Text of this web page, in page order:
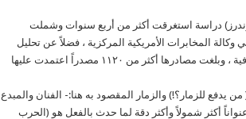
دراسة استغرقت أكثر من أربع سنوات وشملت
في وكالة المخابرات الأمريكية المركزية ، فضلاً عن تحليل
عشرات من الوثائق، ومئات من الإصدارات الصحفية ، والثقافية ، وبلغت مصادرها أكثر من ١١٢٠ مصدراً اعتمدت عليها
للزمار؟!) والزمار المقصود به هنا:- الفنان والمبدع
أكثر شمولاً وأكثر دقة لما حدث بالفعل هو (الحرب